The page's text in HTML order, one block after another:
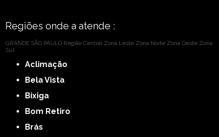
Regiões onde a atende :
GRANDE SÃO PAULO Região Central Zona Leste Zona Norte Zona Oeste Zona
Sul
Aclimação
Bela Vista
Bixiga
Bom Retiro
Brás